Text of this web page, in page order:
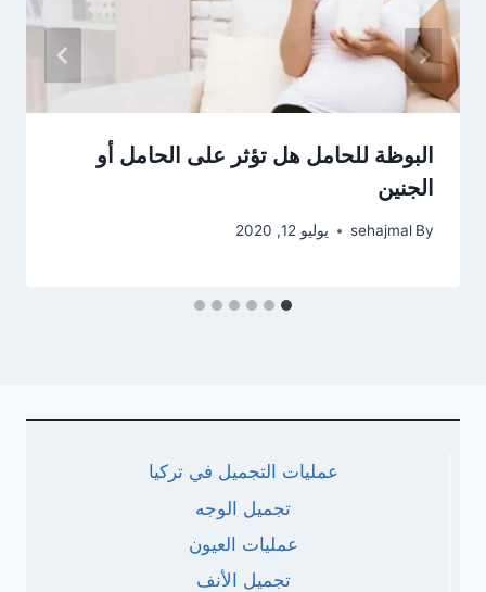
البوظة للحامل هل تؤثر على الحامل أو
الجنين
By
sehajmal يوليو 12, 2020
عمليات التجميل في تركيا
تجميل الوجه
عمليات العيون
تجميل الأنف